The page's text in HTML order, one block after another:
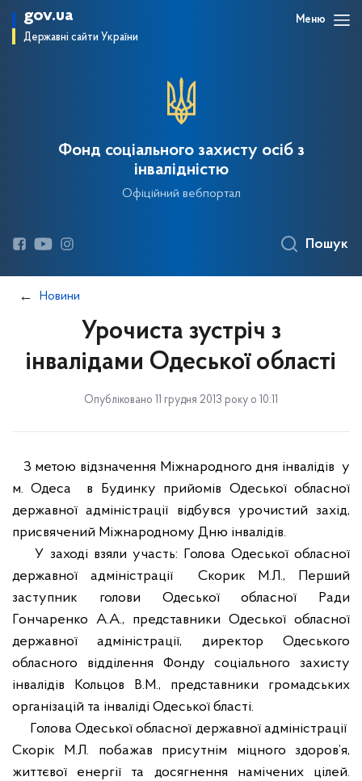
gov.ua
Державні сайти України
Меню
Фонд соціального захисту осіб з
інвалідністю
Офіційний вебпортал
Пошук
Новини
Урочиста зустріч з
інвалідами Одеської області
Опубліковано 11 грудня 2013 року о 10:11
З метою відзначення Міжнародного дня інвалідів у
м. Одеса
в Будинку прийомів Одеської обласної
державної адміністрації відбувся урочистий захід,
присвячений Міжнародному Дню інвалідів.
У заході взяли участь: Голова Одеської обласної
державної адміністрації
Скорик М.Л., Перший
заступник голови Одеської обласної Ради
Гончаренко А.А., представники Одеської обласної
державної адміністрації, директор Одеського
обласного відділення Фонду соціального захисту
інвалідів Кольцов В.М., представники громадських
організацій та інваліді Одеської бласті.
Голова Одеської обласної державної адміністрації
Скорік М.Л. побажав присутнім міцного здоров’я,
життєвої енергії та досягнення намічених цілей.